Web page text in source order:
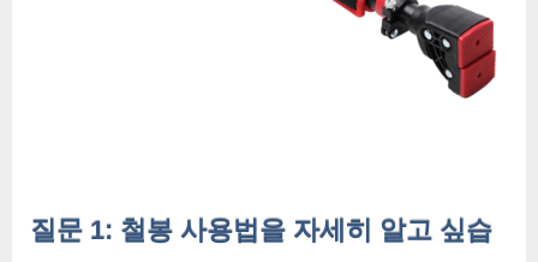
질문 1: 철봉 사용법을 자세히 알고 싶습